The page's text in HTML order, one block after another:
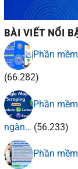
BÀI VIẾT NỔI
Phần
(66.282)
Phần
ngàn… (56.233)
Phần